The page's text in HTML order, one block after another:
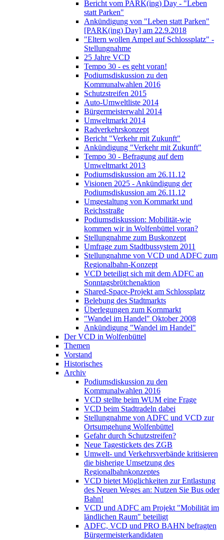
Bericht vom PARK(ing) Day - "Leben
statt Parken"
Ankündigung von "Leben statt Parken"
[PARK(ing) Day] am 22.9.2018
"Eltern wollen Ampel auf Schlossplatz" -
Stellungnahme
25 Jahre VCD
Tempo 30 - es geht voran!
Podiumsdiskussion zu den
Kommunalwahlen 2016
Schutzstreifen 2015
Auto-Umweltliste 2014
Bürgermeisterwahl 2014
Umweltmarkt 2014
Radverkehrskonzept
Bericht "Verkehr mit Zukunft"
Ankündigung "Verkehr mit Zukunft"
Tempo 30 - Befragung auf dem
Umweltmarkt 2013
Podiumsdiskussion am 26.11.12
Visionen 2025 - Ankündigung der
Podiumsdiskussion am 26.11.12
Umgestaltung von Kornmarkt und
Reichsstraße
Podiumsdiskussion: Mobilität-wie
kommen wir in Wolfenbüttel voran?
Stellungnahme zum Buskonzept
Umfrage zum Stadtbussystem 2011
Stellungnahme von VCD und ADFC zum
Regionalbahn-Konzept
VCD beteiligt sich mit dem ADFC an
Sonntagsbrötchenaktion
Shared-Space-Projekt am Schlossplatz
Belebung des Stadtmarkts
Überlegungen zum Kornmarkt
"Wandel im Handel" Oktober 2008
Ankündigung "Wandel im Handel"
Der VCD in Wolfenbüttel
Themen
Vorstand
Historisches
Archiv
Podiumsdiskussion zu den
Kommunalwahlen 2016
VCD stellte beim WUM eine Frage
VCD beim Stadtradeln dabei
Stellungnahme von ADFC und VCD zur
Ortsumgehung Wolfenbüttel
Gefahr durch Schutzstreifen?
Neue Tagestickets des ZGB
Umwelt- und Verkehrsverbände kritisieren
die bisherige Umsetzung des
Regionalbahnkonzeptes
VCD bietet Möglichkeiten zur Entlastung
des Neuen Weges an: Nutzen Sie Bus oder
Bahn!
VCD und ADFC am Projekt "Mobilität im
ländlichen Raum" beteiligt
ADFC, VCD und PRO BAHN befragten
Bürgermeisterkandidaten